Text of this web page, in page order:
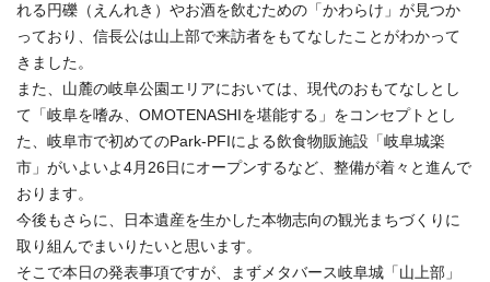
れる円礫（えんれき）やお酒を飲むための「かわらけ」が見つか
っており、信長公は山上部で来訪者をもてなしたことがわかって
きました。
また、山麓の岐阜公園エリアにおいては、現代のおもてなしとし
て「岐阜を嗜み、OMOTENASHIを堪能する」をコンセプトとし
た、岐阜市で初めてのPark-PFIによる飲食物販施設「岐阜城楽
市」がいよいよ4月26日にオープンするなど、整備が着々と進んで
おります。
今後もさらに、日本遺産を生かした本物志向の観光まちづくりに
取り組んでまいりたいと思います。
そこで本日の発表事項ですが、まずメタバース岐阜城「山上部」